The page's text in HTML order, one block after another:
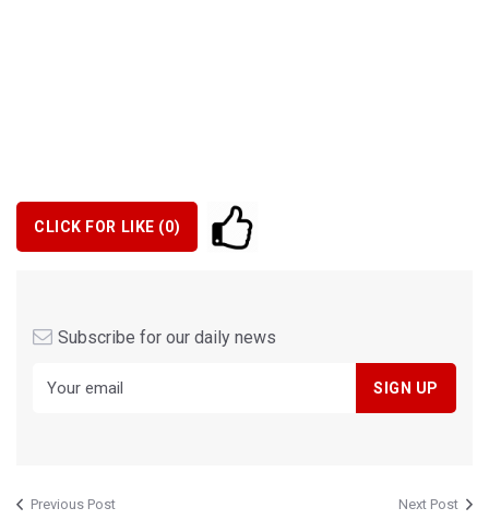
CLICK FOR LIKE (0)
Subscribe for our daily news
Previous Post Next Post